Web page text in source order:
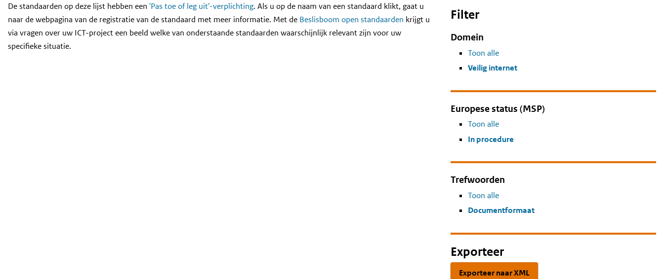
Content
De standaarden op deze lijst hebben een 'Pas toe of leg uit'-verplichting. Als u op de naam van een standaard klikt, gaat u
naar de webpagina van de registratie van de standaard met meer informatie. Met de Beslisboom open standaarden krijgt u
via vragen over uw ICT-project een beeld welke van onderstaande standaarden waarschijnlijk relevant zijn voor uw
specifieke situatie.
Filter
Domein
Toon alle
Veilig internet
Europese status (MSP)
Toon alle
In procedure
Trefwoorden
Toon alle
Documentformaat
Exporteer
Exporteer naar XML